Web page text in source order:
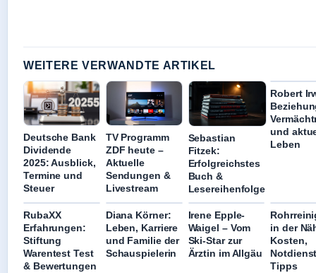
WEITERE VERWANDTE ARTIKEL
Deutsche Bank
Dividende
2025: Ausblick,
Termine und
Steuer
TV Programm
ZDF heute –
Aktuelle
Sendungen &
Livestream
Sebastian
Fitzek:
Erfolgreichstes
Buch &
Lesereihenfolge
Robert
und
Leben
RubaXX
Erfahrungen:
Stiftung
Warentest Test
& Bewertungen
Diana Körner:
Leben, Karriere
und Familie der
Schauspielerin
Irene Epple-
Waigel – Vom
Ski-Star zur
Ärztin im Allgäu
in der
Kosten,
Tipps